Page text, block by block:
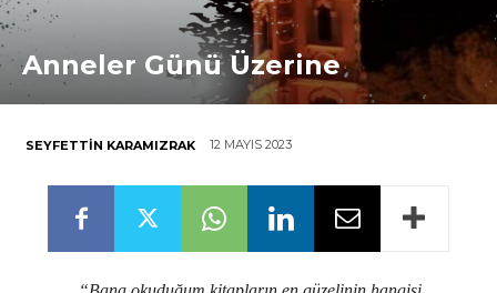
Anneler Günü Üzerine
SEYFETTIN KARAMIZRAK 12 MAYIS 2023